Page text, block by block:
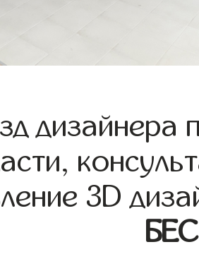
дизайнера
3D